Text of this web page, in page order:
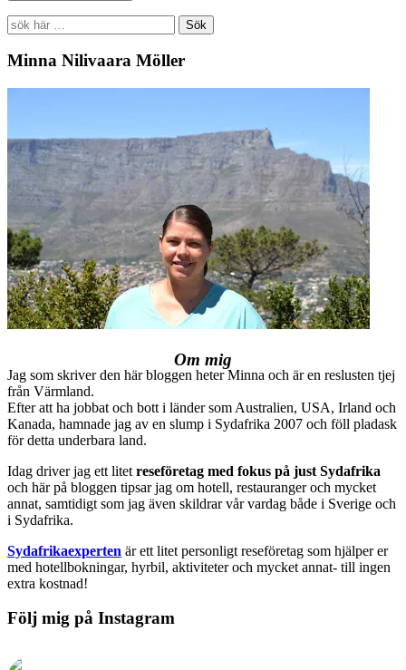
Search
for:
Minna Nilivaara Möller
Om mig
Jag som skriver den här bloggen heter Minna och är en reslusten tjej
från Värmland.
Efter att ha jobbat och bott i länder som Australien, USA, Irland och
Kanada, hamnade jag av en slump i Sydafrika 2007 och föll pladask
för detta underbara land.
Idag driver jag ett litet reseföretag med fokus på just Sydafrika
och här på bloggen tipsar jag om hotell, restauranger och mycket
annat, samtidigt som jag även skildrar vår vardag både i Sverige och
i Sydafrika.
Sydafrikaexperten är ett litet personligt reseföretag som hjälper er
med hotellbokningar, hyrbil, aktiviteter och mycket annat- till ingen
extra kostnad!
Följ mig på Instagram